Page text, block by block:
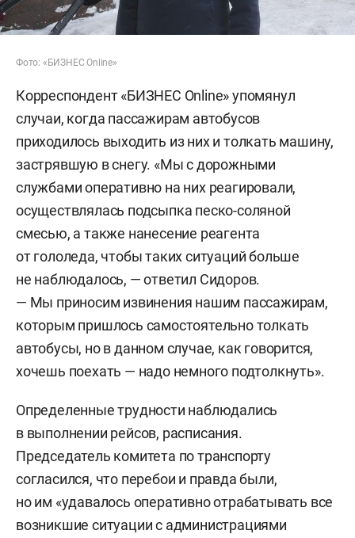
Фото: «БИЗНЕС Online»
Корреспондент «БИЗНЕС Online» упомянул
случаи, когда пассажирам автобусов
приходилось выходить из них и толкать машину,
застрявшую в снегу. «Мы с дорожными
службами оперативно на них реагировали,
осуществлялась подсыпка песко-соляной
смесью, а также нанесение реагента
от гололеда, чтобы таких ситуаций больше
не наблюдалось, — ответил Сидоров.
— Мы приносим извинения нашим пассажирам,
которым пришлось самостоятельно толкать
автобусы, но в данном случае, как говорится,
хочешь поехать — надо немного подтолкнуть».
Определенные трудности наблюдались
в выполнении рейсов, расписания.
Председатель комитета по транспорту
согласился, что перебои и правда были,
но им «удавалось оперативно отрабатывать все
возникшие ситуации с администрациями